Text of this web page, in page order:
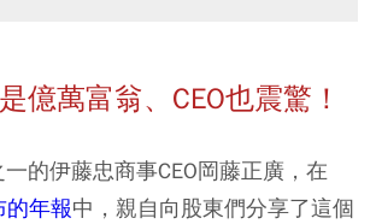
億萬富翁、CEO也震驚！
的伊藤忠商事CEO岡藤正廣，在
年報中，親自向股東們分享了這個